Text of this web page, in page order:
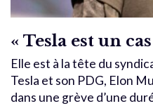
« Tesla est un
Elle est à la tête du
Tesla et son PDG, Elon
dans une grève d’une